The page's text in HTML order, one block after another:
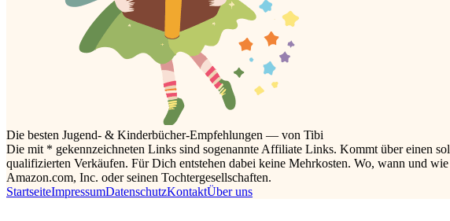
Die besten Jugend- & Kinderbücher-Empfehlungen — von Tibi
Die mit * gekennzeichneten Links sind sogenannte Affiliate Links. Kommt über einen
qualifizierten Verkäufen. Für Dich entstehen dabei keine Mehrkosten. Wo, wann und
Amazon.com, Inc. oder seinen Tochtergesellschaften.
StartseiteImpressumDatenschutzKontaktÜber uns